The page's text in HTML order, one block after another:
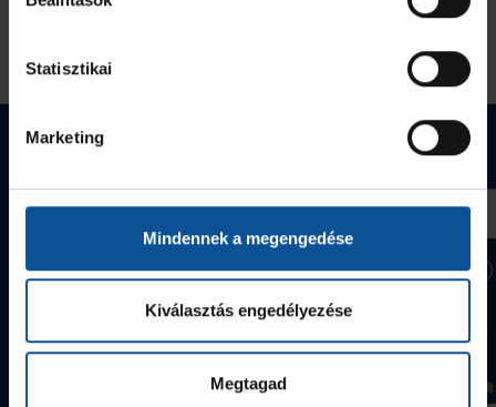
Statisztikai
Marketing
Mindennek a megengedése
Kiválasztás engedélyezése
Megtagad
Webshop termékek